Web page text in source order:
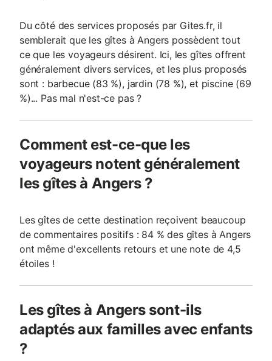
Du côté des services proposés par Gites.fr, il
semblerait que les gîtes à Angers possèdent tout
ce que les voyageurs désirent. Ici, les gîtes offrent
généralement divers services, et les plus proposés
sont : barbecue (83 %), jardin (78 %), et piscine (69
%)... Pas mal n'est-ce pas ?
Comment est-ce-que les
voyageurs notent généralement
les gîtes à Angers ?
Les gîtes de cette destination reçoivent beaucoup
de commentaires positifs : 84 % des gîtes à Angers
ont même d'excellents retours et une note de 4,5
étoiles !
Les gîtes à Angers sont-ils
adaptés aux familles avec enfants
?